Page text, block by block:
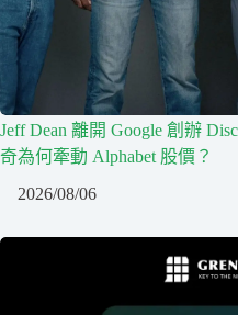
Jeff Dean 離開 Google 創辦
奇為何牽動 Alphabet 股價？
2026/08/06